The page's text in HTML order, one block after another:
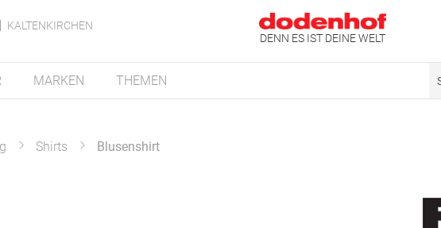
KALTENKIRCHEN
DENN ES IST DEINE WELT
MARKEN THEMEN
Shirts Blusenshirt